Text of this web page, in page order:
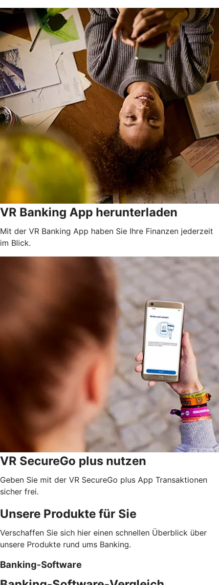
VR Banking App herunterladen
Mit der VR Banking App haben Sie Ihre Finanzen jederzeit
im Blick.
VR SecureGo plus nutzen
Geben Sie mit der VR SecureGo plus App Transaktionen
sicher frei.
Unsere Produkte für Sie
Verschaffen Sie sich hier einen schnellen Überblick über
unsere Produkte rund ums Banking.
Banking-Software